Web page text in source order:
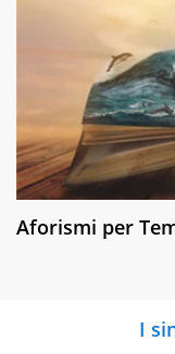
Aforismi per
I